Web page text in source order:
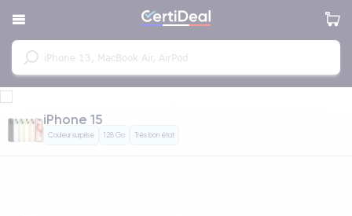
iPhone 15
Couleur surprise 128 Go Très bon état